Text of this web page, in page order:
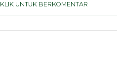
KLIK UNTUK BERKOMENTAR